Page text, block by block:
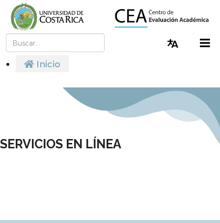
Buscar
Inicio
SERVICIOS EN LÍNEA